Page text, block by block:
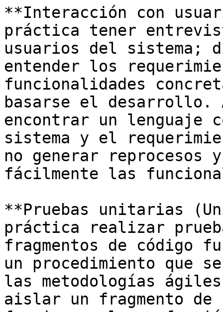
**Interacción con
práctica tener
usuarios del sistema;
entender los
funcionalidades
basarse el desarrollo.
encontrar un lenguaje
sistema y el
no generar reprocesos
fácilmente las
**Pruebas unitarias
práctica realizar
fragmentos de código
un procedimiento que
las metodologías
aislar un fragmento de